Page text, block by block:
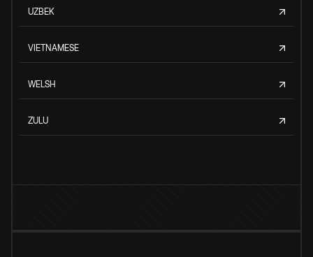
UZBEK
VIETNAMESE
WELSH
ZULU